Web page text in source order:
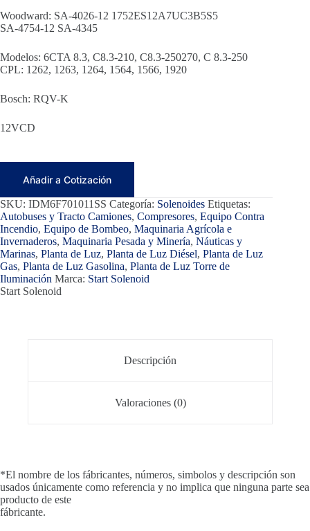
Woodward: SA-4026-12 1752ES12A7UC3B5S5
SA-4754-12 SA-4345
Modelos: 6CTA 8.3, C8.3-210, C8.3-250270, C 8.3-250
CPL: 1262, 1263, 1264, 1564, 1566, 1920
Bosch: RQV-K
12VCD
Añadir a Cotización
SKU: IDM6F701011SS Categoría: Solenoides Etiquetas:
Autobuses y Tracto Camiones, Compresores, Equipo Contra
Incendio, Equipo de Bombeo, Maquinaria Agrícola e
Invernaderos, Maquinaria Pesada y Minería, Náuticas y
Marinas, Planta de Luz, Planta de Luz Diésel, Planta de Luz
Gas, Planta de Luz Gasolina, Planta de Luz Torre de
Iluminación Marca: Start Solenoid
Start Solenoid
Descripción
Valoraciones (0)
*El nombre de los fábricantes, números, simbolos y descripción son
usados únicamente como referencia y no implica que ninguna parte sea
producto de este
fábricante.